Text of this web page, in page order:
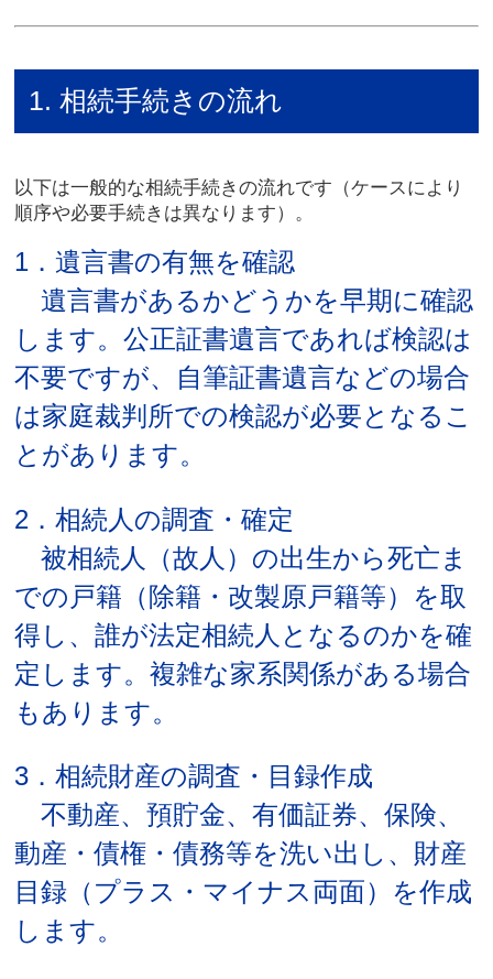
1. 相続手続きの流れ
以下は一般的な相続手続きの流れです（ケースにより
順序や必要手続きは異なります）。
1．遺言書の有無を確認
遺言書があるかどうかを早期に確認
します。公正証書遺言であれば検認は
不要ですが、自筆証書遺言などの場合
は家庭裁判所での検認が必要となるこ
とがあります。
2．相続人の調査・確定
被相続人（故人）の出生から死亡ま
での戸籍（除籍・改製原戸籍等）を取
得し、誰が法定相続人となるのかを確
定します。複雑な家系関係がある場合
もあります。
3．相続財産の調査・目録作成
不動産、預貯金、有価証券、保険、
動産・債権・債務等を洗い出し、財産
目録（プラス・マイナス両面）を作成
します。